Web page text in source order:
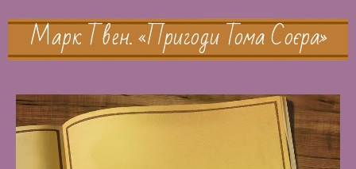
Марк Твен. «Пригоди Тома Соєра»